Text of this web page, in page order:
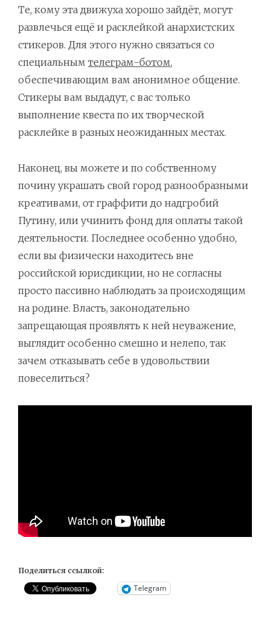
Те, кому эта движуха хорошо зайдёт, могут
развлечься ещё и расклейкой анархистских
стикеров. Для этого нужно связаться со
специальным телеграм-ботом,
обеспечивающим вам анонимное общение.
Стикеры вам выдадут, с вас только
выполнение квеста по их творческой
расклейке в разных неожиданных местах.
Наконец, вы можете и по собственному
почину украшать свой город разнообразными
креативами, от граффити до надгробий
Путину, или учинить фонд для оплаты такой
деятельности. Последнее особенно удобно,
если вы физически находитесь вне
российской юрисдикции, но не согласны
просто пассивно наблюдать за происходящим
на родине. Власть, законодательно
запрещающая проявлять к ней неуважение,
выглядит особенно смешно и нелепо, так
зачем отказывать себе в удовольствии
повеселиться?
Поделиться ссылкой:
Telegram